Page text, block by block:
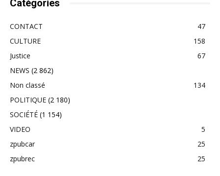
Catégories
CONTACT
47
CULTURE
158
Justice
67
NEWS (2 862)
Non classé
134
POLITIQUE (2 180)
SOCIÉTÉ (1 154)
VIDEO
5
zpubcar
25
zpubrec
25